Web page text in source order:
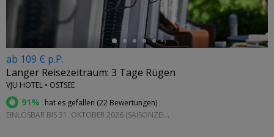
ab 109 € p.P.
Langer Reisezeitraum: 3 Tage Rügen
VJU HOTEL • OSTSEE
91% hat es gefallen (22 Bewertungen)
EINLÖSBAR BIS 31. OKTOBER 2026 (SAISONZEITEN BEACHTEN)